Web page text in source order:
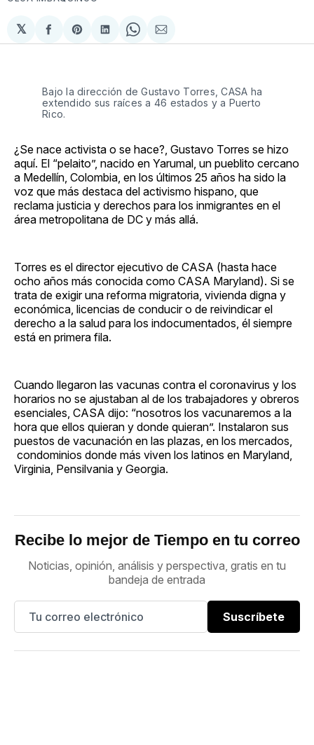
𝕏
Compartir
en
Share
on
Compartir
en
Share
on
Compartir
via
Bajo la dirección de Gustavo Torres, CASA ha
extendido sus raíces a 46 estados y a Puerto
Rico.
¿Se nace activista o se hace?, Gustavo Torres se hizo
aquí. El “pelaito”, nacido en Yarumal, un pueblito cercano
a Medellín, Colombia, en los últimos 25 años ha sido la
voz que más destaca del activismo hispano, que
reclama justicia y derechos para los inmigrantes en el
área metropolitana de DC y más allá.
Torres es el director ejecutivo de CASA (hasta hace
ocho años más conocida como CASA Maryland). Si se
trata de exigir una reforma migratoria, vivienda digna y
económica, licencias de conducir o de reivindicar el
derecho a la salud para los indocumentados, él siempre
está en primera fila.
Cuando llegaron las vacunas contra el coronavirus y los
horarios no se ajustaban al de los trabajadores y obreros
esenciales, CASA dijo: “nosotros los vacunaremos a la
hora que ellos quieran y donde quieran”. Instalaron sus
puestos de vacunación en las plazas, en los mercados,
condominios donde más viven los latinos en Maryland,
Virginia, Pensilvania y Georgia.
Recibe lo mejor de Tiempo en tu correo
Noticias, opinión, análisis y perspectiva, gratis en tu
bandeja de entrada
Suscríbete